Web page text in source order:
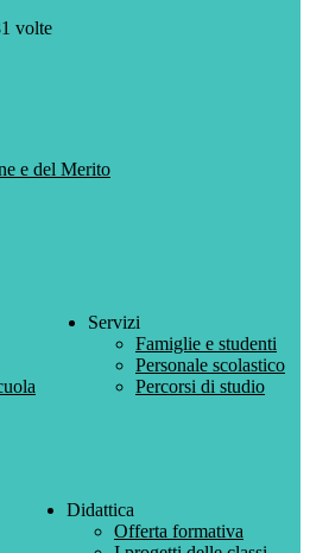
volte
e del Merito
Servizi
Famiglie e studenti
Personale scolastico
Percorsi di studio
Didattica
Offerta formativa